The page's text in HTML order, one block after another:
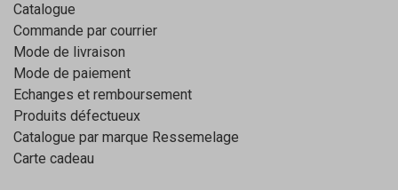
Catalogue
Commande par courrier
Mode de livraison
Mode de paiement
Echanges et remboursement
Produits défectueux
Catalogue par marque Ressemelage
Carte cadeau